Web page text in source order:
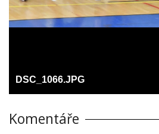
DSC_1066.JPG
Komentáře